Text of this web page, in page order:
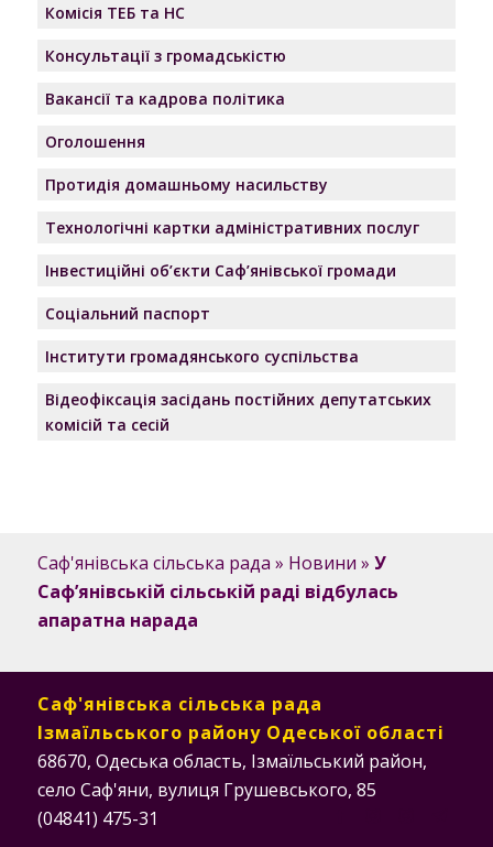
Комісія ТЕБ та НС
Консультації з громадськістю
Вакансії та кадрова політика
Оголошення
Протидія домашньому насильству
Технологічні картки адміністративних послуг
Інвестиційні об’єкти Саф’янівської громади
Соціальний паспорт
Інститути громадянського суспільства
Відеофіксація засідань постійних депутатських
комісій та сесій
Саф'янівська сільська рада » Новини » У
Саф’янівській сільській раді відбулась
апаратна нарада
Саф'янівська сільська рада
Ізмаїльського району Одеської області
68670, Одеська область, Ізмаїльський район,
село Саф'яни, вулиця Грушевського, 85
(04841) 475-31